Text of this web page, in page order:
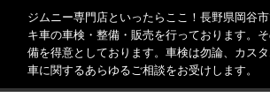
ジムニー専門店といったらここ！長野県岡谷
キ車の車検・整備・販売を行っております。
備を得意としております。車検は勿論、カス
車に関するあらゆるご相談をお受けします。